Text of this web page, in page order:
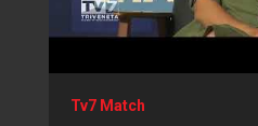
Tv7 Match